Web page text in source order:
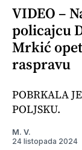
VIDEO –
policajcu
Mrkić
raspravu
POBRKALA
POLJSKU.
M. V.
24 listopada 2024